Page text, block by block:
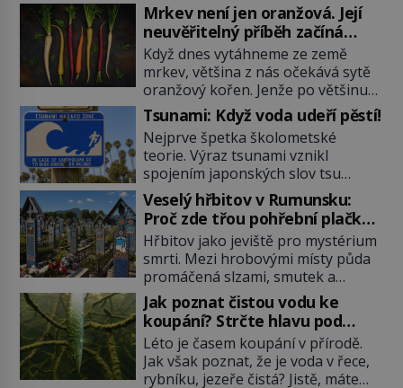
Mrkev není jen oranžová. Její
neuvěřitelný příběh začíná
fialovou barvou
Když dnes vytáhneme ze země
mrkev, většina z nás očekává sytě
oranžový kořen. Jenže po většinu
své historie je mrkev všechno
možné, jen ne oranžová. Je fialová,
žlutá, bílá, někdy dokonce téměř
černá. Až díky stovkám let
pečlivého šlechtění se z ní stává
zelenina, bez které si českou
zahradu ani nedokážeme
představit. Její příběh je […]
Tsunami: Když voda udeří pěstí!
Nejprve špetka školometské
teorie. Výraz tsunami vznikl
spojením japonských slov tsu
(přístav) a nami (vlna). Jedná se o
dlouhou vlnu, která je na volném
moři takřka nepostřehnutelná.
Ačkoli je vlnová délka tsunami i 300
kilometrů, výška vlny na volném
moři je maximálně 1,5 metru.
Máme se podobné obří vlny obávat
i v Evropě? Vznik tsunami si […]
Veselý hřbitov v Rumunsku:
Proč zde třou pohřební plačky
bídu s nouzí?
Hřbitov jako jeviště pro mystérium
smrti. Mezi hrobovými místy půda
promáčená slzami, smutek a
vědomí konečnosti lidské existence.
Jsou ale výjimky, kde pohřební
plačky smutně žmoulají kapesníky
nikoli při smutečním obřadu, ale
při pohledu na výši vyměřené
Jak poznat čistou vodu ke
koupání? Strčte hlavu pod
hladinu!
Léto je časem koupání v přírodě.
Jak však poznat, že je voda v řece,
rybníku, jezeře čistá? Jistě, máte